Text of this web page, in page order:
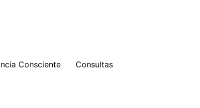
Consciente
Consultas